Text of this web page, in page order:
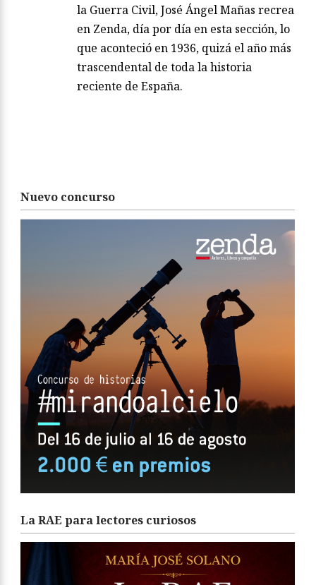
la Guerra Civil, José Ángel Mañas recrea
en Zenda, día por día en esta sección, lo
que aconteció en 1936, quizá el año más
trascendental de toda la historia
reciente de España.
Nuevo concurso
La RAE para lectores curiosos